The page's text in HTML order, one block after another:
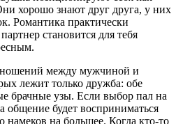
хорошо знают друг друга, у них
Романтика практически
становится для тебя
между мужчиной и
лежит только дружба: обе
брачные узы. Если выбор пал на
общение будет восприниматься
намеков на большее. Когда кто-то